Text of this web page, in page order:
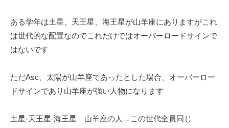
ある学年は土星、天王星、海王星が山羊座にありますがこれ
は世代的な配置なのでこれだけではオーバーロードサインで
はないです
ただAsc、太陽が山羊座であったとした場合、オーバーロー
ドサインであり山羊座が強い人物になります
土星-天王星-海王星 山羊座の人→この世代全員同じ